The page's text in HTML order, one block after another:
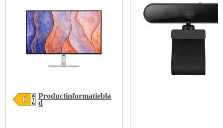
Productinformatiebla
d